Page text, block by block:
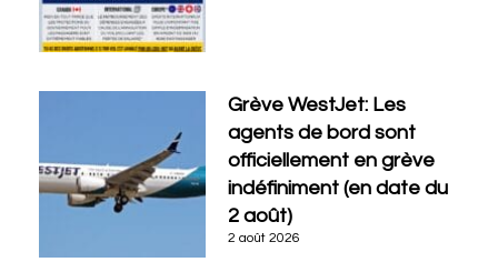
Grève WestJet: Les
agents de bord sont
officiellement en grève
indéfiniment (en date du
2 août)
2 août 2026